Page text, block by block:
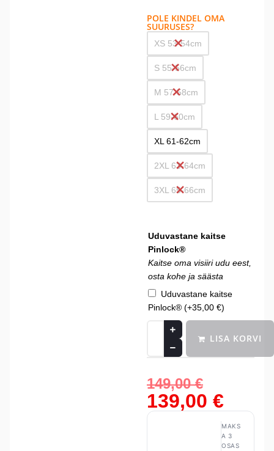
POLE KINDEL OMA
SUURUSES?
XS 53-54cm
S 55-56cm
M 57-58cm
L 59-60cm
XL 61-62cm
2XL 63-64cm
3XL 65-66cm
Uduvastane kaitse
Pinlock®
Kaitse oma visiiri udu eest,
osta kohe ja säästa
Uduvastane kaitse
Pinlock® (+35,00 €)
LISA KORVI
149,00€
139,00 €
MAKS
A 3
OSAS